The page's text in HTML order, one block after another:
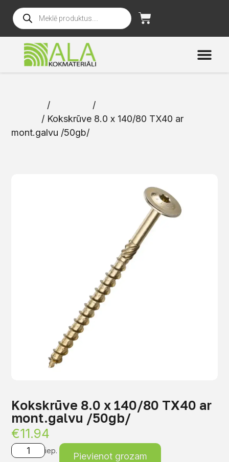
/ /
/ Kokskrūve 8.0 x 140/80 TX40 ar
mont.galvu /50gb/
Kokskrūve 8.0 x 140/80 TX40 ar
mont.galvu /50gb/
€11.94
iep.
Pievienot grozam